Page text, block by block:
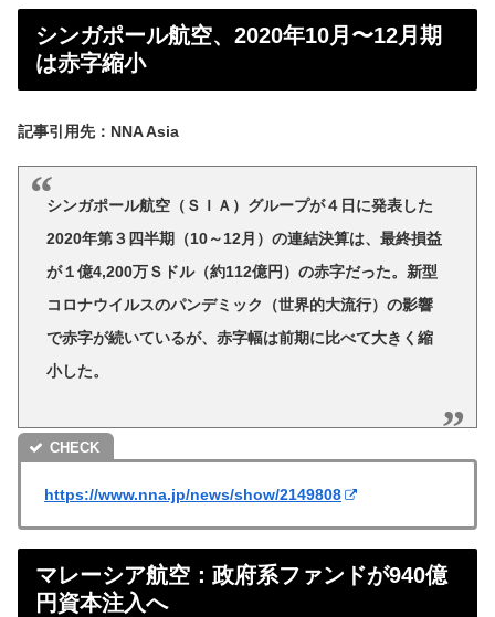
シンガポール航空、2020年10月〜12月期
は赤字縮小
記事引用先：NNA Asia
シンガポール航空（ＳＩＡ）グループが４日に発表した
2020年第３四半期（10～12月）の連結決算は、最終損益
が１億4,200万Ｓドル（約112億円）の赤字だった。新型
コロナウイルスのパンデミック（世界的大流行）の影響
で赤字が続いているが、赤字幅は前期に比べて大きく縮
小した。
https://www.nna.jp/news/show/2149808
マレーシア航空：政府系ファンドが940億
円資本注入へ